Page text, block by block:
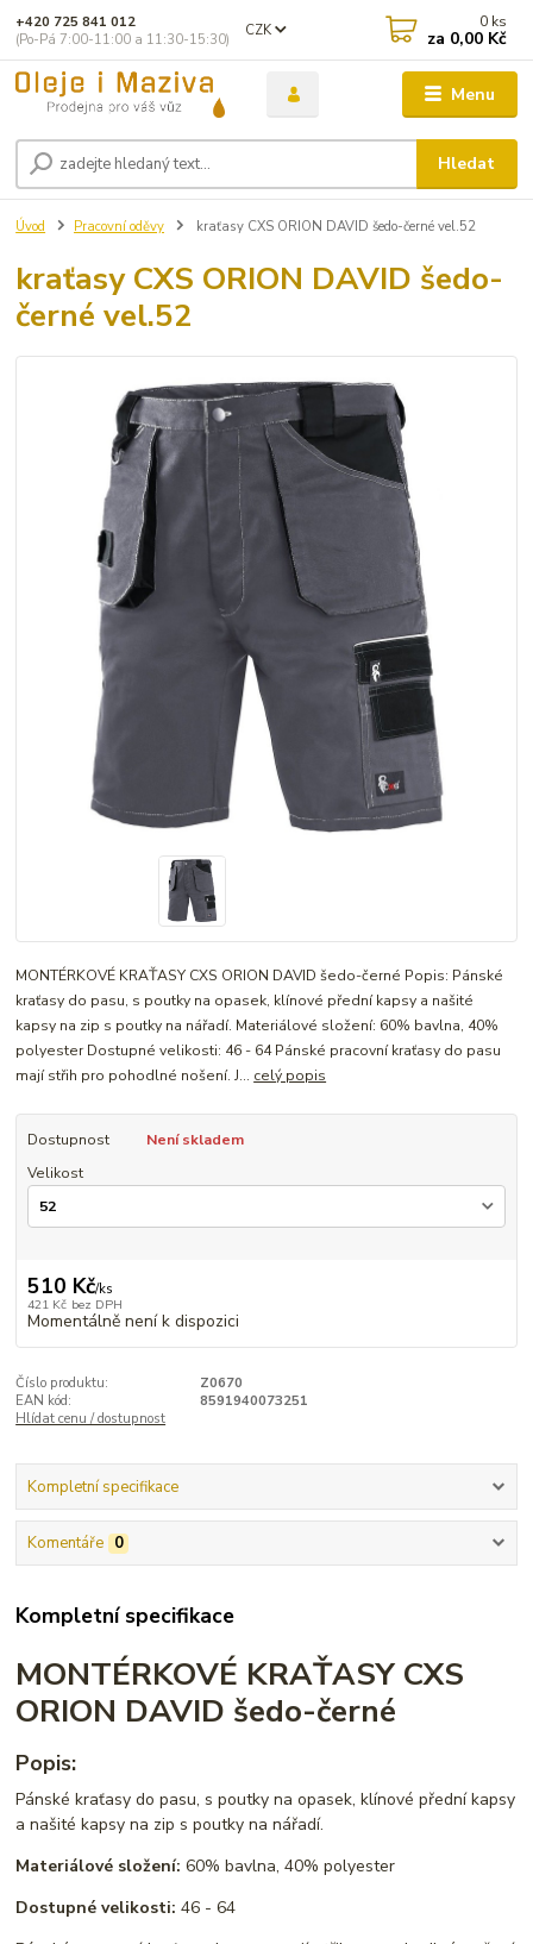
Menu
CZK
Hledat
+420 725 841 012
(Po-Pá 7:00-11:00 a 11:30-15:30)
0 ks
za 0,00 Kč
Úvod Pracovní oděvy kraťasy CXS ORION DAVID šedo-černé vel.52
kraťasy CXS ORION DAVID šedo-
černé vel.52
MONTÉRKOVÉ KRAŤASY CXS ORION DAVID šedo-černé Popis: Pánské
kraťasy do pasu, s poutky na opasek, klínové přední kapsy a našité
kapsy na zip s poutky na nářadí. Materiálové složení: 60% bavlna, 40%
polyester Dostupné velikosti: 46 - 64 Pánské pracovní kraťasy do pasu
mají střih pro pohodlné nošení. J... celý popis
Dostupnost
Není skladem
Velikost
510 Kč/ks
421 Kč bez DPH
Momentálně není k dispozici
Číslo produktu:
Z0670
EAN kód:
8591940073251
Hlídat cenu / dostupnost
Kompletní specifikace
Komentáře 0
Kompletní specifikace
MONTÉRKOVÉ KRAŤASY CXS
ORION DAVID šedo-černé
Popis:
Pánské kraťasy do pasu, s poutky na opasek, klínové přední kapsy
a našité kapsy na zip s poutky na nářadí.
Materiálové složení: 60% bavlna, 40% polyester
Dostupné velikosti:46 - 64